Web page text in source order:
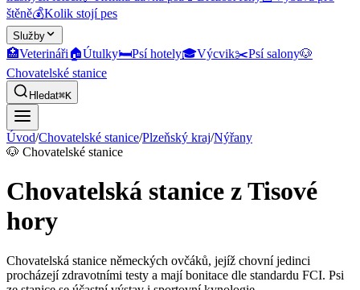
štěně💰Kolik stojí pes
Služby
🏥Veterináři🏠Útulky🛏️Psí hotely🎓Výcvik✂️Psí salony🐶
Chovatelské stanice
Hledat⌘K
Úvod/Chovatelské stanice/Plzeňský kraj/Nýřany
🐶 Chovatelské stanice
Chovatelská stanice z Tisové
hory
Chovatelská stanice německých ovčáků, jejíž chovní jedinci
procházejí zdravotními testy a mají bonitace dle standardu FCI. Psi